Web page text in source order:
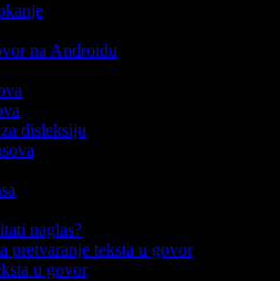
na Androidu
disleksiju
naglas?
pretvaranje teksta u govor
u govor